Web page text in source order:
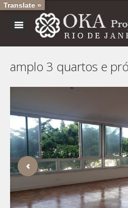
amplo 3 quartos e
Translate »